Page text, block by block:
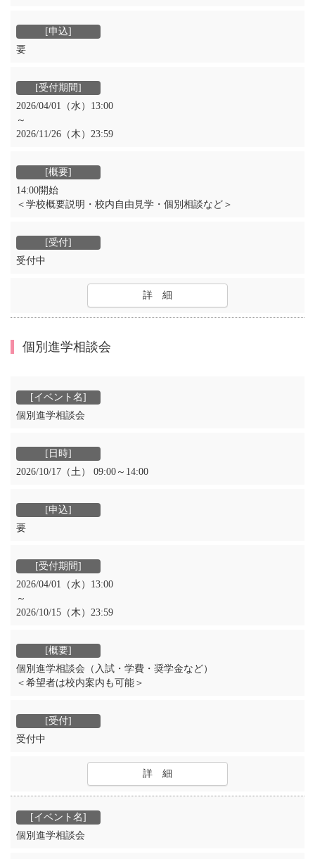
要
2026/04/01（水）13:00
～
2026/11/26（木）23:59
14:00開始
＜学校概要説明・校内自由見学・個別相談など＞
受付中
詳 細
個別進学相談会
個別進学相談会
2026/10/17（土） 09:00～14:00
要
2026/04/01（水）13:00
～
2026/10/15（木）23:59
個別進学相談会（入試・学費・奨学金など）
＜希望者は校内案内も可能＞
受付中
詳 細
個別進学相談会